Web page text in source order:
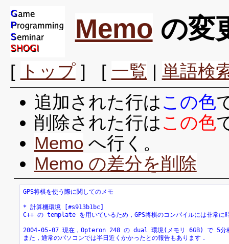
Memo の変
[ トップ] [ 一覧 | 単語検
追加された行は この色
削除された行は この色
Memo へ行く。
Memo の差分を削除
GPS将棋を使う際に関してのメモ
* 計算機環境 [#s913b1bc]
C++ の template を用いているため，GPS将棋のコンパイルには非常に
2004-05-07 現在，Opteron 248 の dual 環境(メモリ 6GB) で 5分
また，通常のパソコンでは半日近くかかったとの報告もあります．